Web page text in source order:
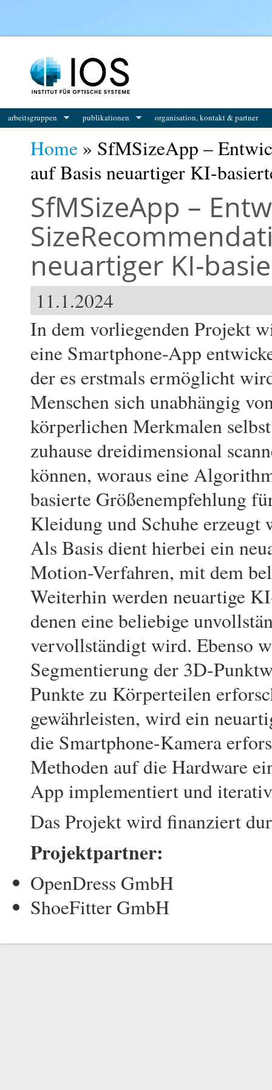
arbeitsgruppen publikationen organisation, kontakt & partner
Home » SfMSizeApp –
auf Basis neuartiger KI-
SfMSizeApp –
neuartiger KI-
11.1.2024
In dem vorliegenden Projekt
eine Smartphone-App
der es erstmals ermöglicht
Menschen sich unabhängig
körperlichen Merkmalen selbst
zuhause dreidimensional
können, woraus eine
basierte Größenempfehlung
Kleidung und Schuhe erzeugt
Als Basis dient hierbei ein
Motion-Verfahren, mit dem
Weiterhin werden neuartige
denen eine beliebige
vervollständigt wird. Ebenso
Segmentierung der 3D-
Punkte zu Körperteilen
gewährleisten, wird ein
die Smartphone-Kamera
Methoden auf die Hardware
App implementiert und
Das Projekt wird finanziert
Projektpartner:
OpenDress GmbH
ShoeFitter GmbH